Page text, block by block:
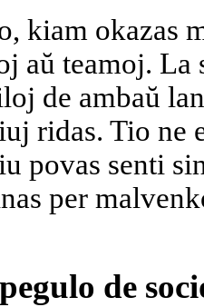
kiam okazas
aŭ teamoj. La
de ambaŭ
ridas. Tio ne
povas senti
per
de